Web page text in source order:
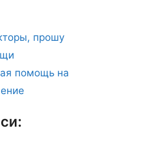
прошу
помощь на